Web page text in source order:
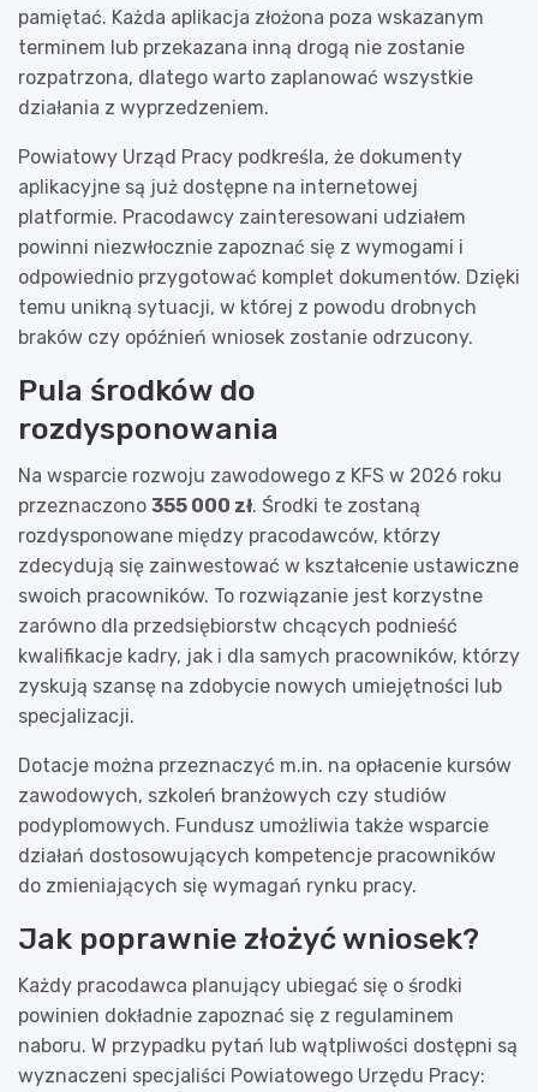
pamiętać. Każda aplikacja złożona poza wskazanym
terminem lub przekazana inną drogą nie zostanie
rozpatrzona, dlatego warto zaplanować wszystkie
działania z wyprzedzeniem.
Powiatowy Urząd Pracy podkreśla, że dokumenty
aplikacyjne są już dostępne na internetowej
platformie. Pracodawcy zainteresowani udziałem
powinni niezwłocznie zapoznać się z wymogami i
odpowiednio przygotować komplet dokumentów. Dzięki
temu unikną sytuacji, w której z powodu drobnych
braków czy opóźnień wniosek zostanie odrzucony.
Pula środków do
rozdysponowania
Na wsparcie rozwoju zawodowego z KFS w 2026 roku
przeznaczono 355 000 zł. Środki te zostaną
rozdysponowane między pracodawców, którzy
zdecydują się zainwestować w kształcenie ustawiczne
swoich pracowników. To rozwiązanie jest korzystne
zarówno dla przedsiębiorstw chcących podnieść
kwalifikacje kadry, jak i dla samych pracowników, którzy
zyskują szansę na zdobycie nowych umiejętności lub
specjalizacji.
Dotacje można przeznaczyć m.in. na opłacenie kursów
zawodowych, szkoleń branżowych czy studiów
podyplomowych. Fundusz umożliwia także wsparcie
działań dostosowujących kompetencje pracowników
do zmieniających się wymagań rynku pracy.
Jak poprawnie złożyć wniosek?
Każdy pracodawca planujący ubiegać się o środki
powinien dokładnie zapoznać się z regulaminem
naboru. W przypadku pytań lub wątpliwości dostępni są
wyznaczeni specjaliści Powiatowego Urzędu Pracy: